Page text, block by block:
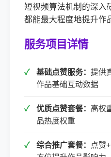
短视频算法机制的深入
都能最大程度地提升作
服务项目详情
基础点赞服务： 提供
作品基础互动数据
优质点赞套餐： 高权
品热度权重
综合推广套餐：
点赞